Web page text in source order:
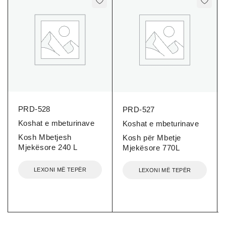
PRD-528
Koshat e mbeturinave
Kosh Mbetjesh
Mjekësore 240 L
LEXONI MË TEPËR
PRD-527
Koshat e mbeturinave
Kosh për Mbetje
Mjekësore 770L
LEXONI MË TEPËR